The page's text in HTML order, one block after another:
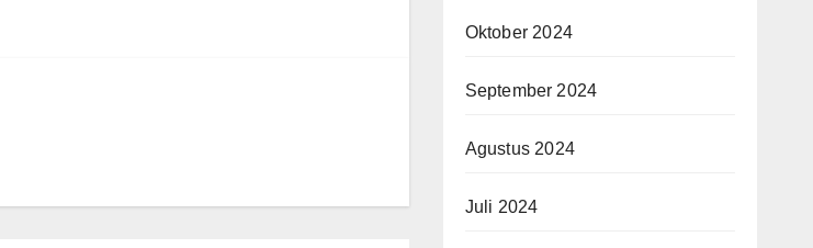
Oktober 2024
September 2024
Agustus 2024
Juli 2024